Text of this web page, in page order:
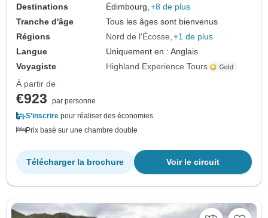
Destinations
Édimbourg, +8 de plus
Tranche d'âge
Tous les âges sont bienvenus
Régions
Nord de l'Écosse +1 de plus
Langue
Uniquement en : Anglais
Voyagiste
Highland Experience Tours
À partir de
€923
par personne
S'inscrire pour réaliser des économies
Prix basé sur une chambre double
Voir le circuit
Télécharger la brochure